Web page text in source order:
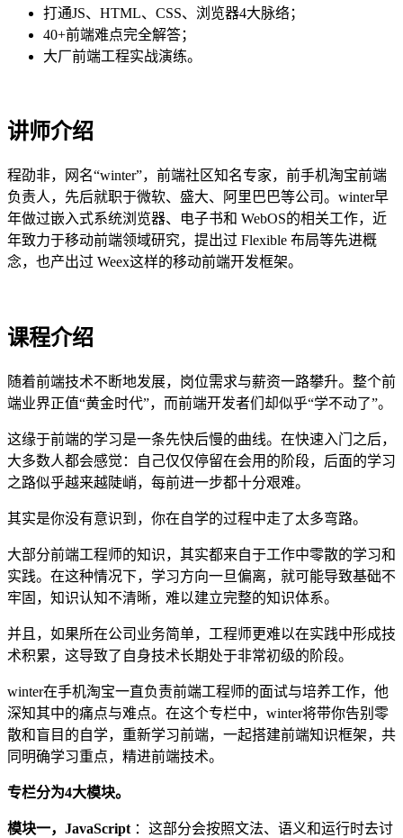
打通JS、HTML、CSS、浏览器4大脉络；
40+前端难点完全解答；
大厂前端工程实战演练。
讲师介绍
程劭非，网名“winter”，前端社区知名专家，前手机淘宝前端
负责人，先后就职于微软、盛大、阿里巴巴等公司。winter早
年做过嵌入式系统浏览器、电子书和 WebOS的相关工作，近
年致力于移动前端领域研究，提出过 Flexible 布局等先进概
念，也产出过 Weex这样的移动前端开发框架。
课程介绍
随着前端技术不断地发展，岗位需求与薪资一路攀升。整个前
端业界正值“黄金时代”，而前端开发者们却似乎“学不动了”。
这缘于前端的学习是一条先快后慢的曲线。在快速入门之后，
大多数人都会感觉：自己仅仅停留在会用的阶段，后面的学习
之路似乎越来越陡峭，每前进一步都十分艰难。
其实是你没有意识到，你在自学的过程中走了太多弯路。
大部分前端工程师的知识，其实都来自于工作中零散的学习和
实践。在这种情况下，学习方向一旦偏离，就可能导致基础不
牢固，知识认知不清晰，难以建立完整的知识体系。
并且，如果所在公司业务简单，工程师更难以在实践中形成技
术积累，这导致了自身技术长期处于非常初级的阶段。
winter在手机淘宝一直负责前端工程师的面试与培养工作，他
深知其中的痛点与难点。在这个专栏中，winter将带你告别零
散和盲目的自学，重新学习前端，一起搭建前端知识框架，共
同明确学习重点，精进前端技术。
专栏分为4大模块。
模块一，JavaScript ：这部分会按照文法、语义和运行时去讨